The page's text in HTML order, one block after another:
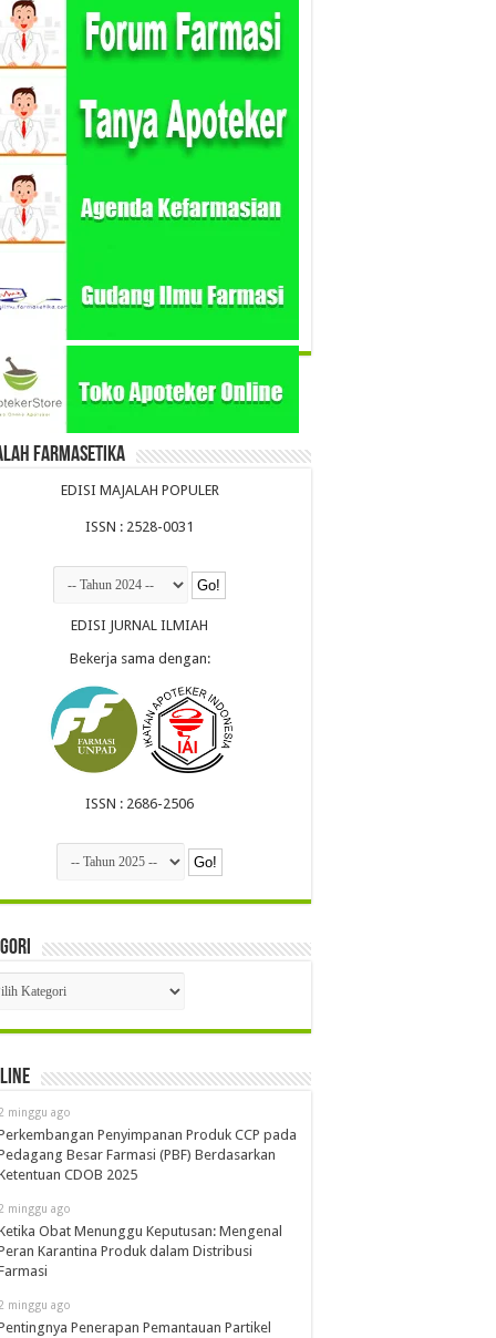
Farmasetika
EDISI MAJALAH POPULER
ISSN : 2528-0031
EDISI JURNAL ILMIAH
Bekerja sama dengan:
ISSN : 2686-2506
minggu ago
Penyimpanan Produk CCP pada
Besar Farmasi (PBF) Berdasarkan
CDOB 2025
minggu ago
Obat Menunggu Keputusan: Mengenal
Karantina Produk dalam Distribusi
minggu ago
Penerapan Pemantauan Partikel